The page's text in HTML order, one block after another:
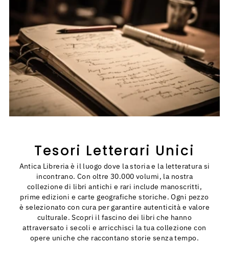
Tesori Letterari Unici
Antica Libreria è il luogo dove la storia e la letteratura si
incontrano. Con oltre 30.000 volumi, la nostra
collezione di libri antichi e rari include manoscritti,
prime edizioni e carte geografiche storiche. Ogni pezzo
è selezionato con cura per garantire autenticità e valore
culturale. Scopri il fascino dei libri che hanno
attraversato i secoli e arricchisci la tua collezione con
opere uniche che raccontano storie senza tempo.